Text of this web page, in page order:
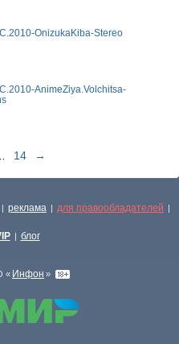
OnizukaKiba-Stereo
AnimeZiya.Volchitsa-
14 →
| реклама | для правообладателей |
| блог
« Инфон »